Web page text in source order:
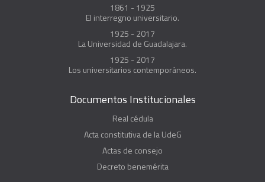
1861 - 1925
El interregno universitario.
1925 - 2017
La Universidad de Guadalajara.
1925 - 2017
Los universitarios contemporáneos.
Documentos Institucionales
Real cédula
Acta constitutiva de la UdeG
Actas de consejo
Decreto benemérita